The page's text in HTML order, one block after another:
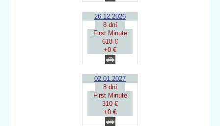
26.12.2026
8 dní
First Minute
618 €
+0 €
02.01.2027
8 dní
First Minute
310 €
+0 €